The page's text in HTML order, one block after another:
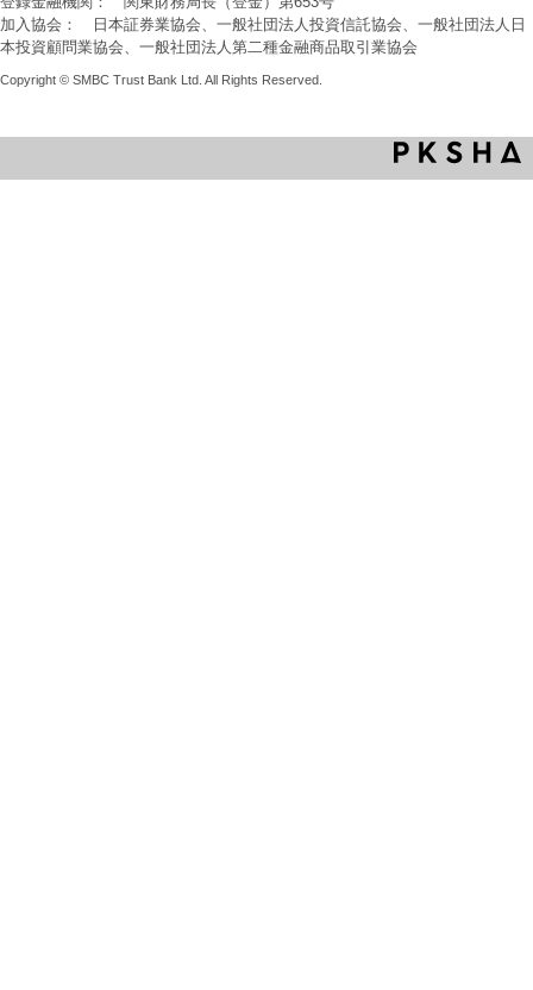
加入協会： 日本証券業協会、一般社団法人投資信託協会、一般社団法人日
本投資顧問業協会、一般社団法人第二種金融商品取引業協会
Copyright © SMBC Trust Bank Ltd. All Rights Reserved.